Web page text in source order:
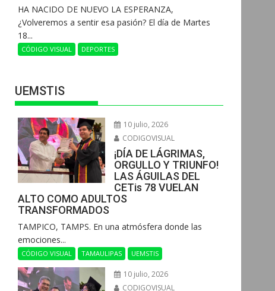
HA NACIDO DE NUEVO LA ESPERANZA,
¿Volveremos a sentir esa pasión? El día de Martes
18...
CÓDIGO VISUAL DEPORTES
UEMSTIS
10 julio, 2026
CODIGOVISUAL
¡DÍA DE LÁGRIMAS,
ORGULLO Y TRIUNFO!
LAS ÁGUILAS DEL
CETis 78 VUELAN
ALTO COMO ADULTOS
TRANSFORMADOS
​TAMPICO, TAMPS. En una atmósfera donde las
emociones...
CÓDIGO VISUAL TAMAULIPAS UEMSTIS
10 julio, 2026
CODIGOVISUAL